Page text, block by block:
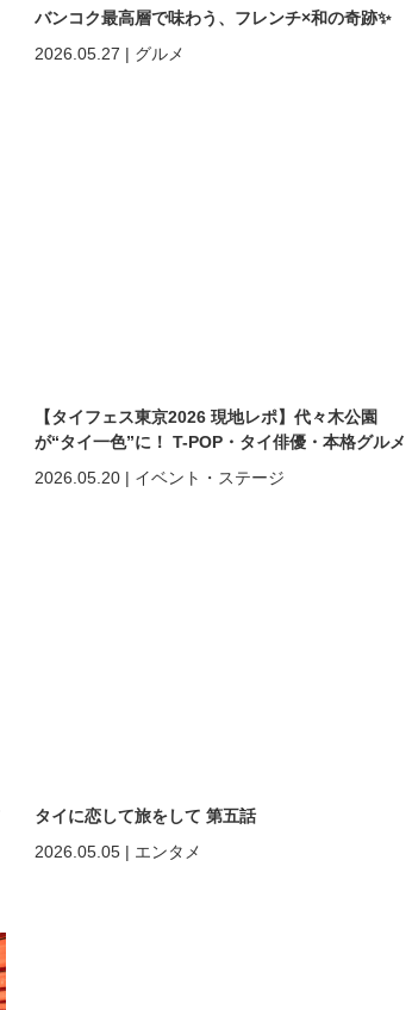
バンコク最高層で味わう、フレンチ×和の奇跡✨
2026.05.27 | グルメ
【タイフェス東京2026 現地レポ】代々木公園
が“タイ一色”に！ T-POP・タイ俳優・本格グルメ
2026.05.20 | イベント・ステージ
タイに恋して旅をして 第五話
2026.05.05 | エンタメ